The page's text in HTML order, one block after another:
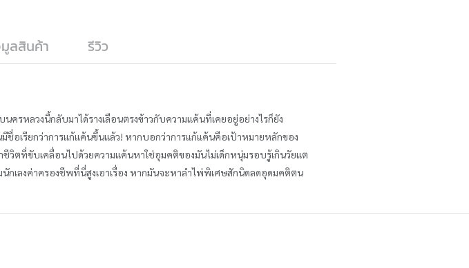
ลสินค้า รีวิว
รหลวงนี้กลับมาได้รางเลือนตรงข้าวกับความแค้นที่เคยอยู่อย่างไรก็ยัง
ชื่อเรียกว่าการแก้แค้นขึ้นแล้ว! หากบอกว่าการแก้แค้นคือเป้าหมายหลักของ
ชีวิตที่ขับเคลื่อนไปด้วยความแค้นหาใช่อุมคติของมันไม่เด็กหนุ่มรอบรู้เกินวัยแต
กเลงค่าครองชีพที่นี่สูงเอาเรื่อง หากมันจะหาลำไพ่พิเศษสักนิดลดอุดมคติตน